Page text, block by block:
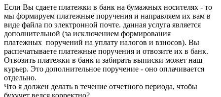
Если Вы сдаете платежки в банк на бумажных носителях - то
мы формируем платежные поручения и направляем их вам в
виде файла по электронной почте. данная услуга является
дополнительной (за исключением формирования
платежных поручений на уплату налогов и взносов). Вы
распечатываете платежные поручения и отвозите их в банк.
Отвозить платежки в банк и забирать выписки может наш
курьер. Это дополнительное поручение - оно оплачивается
отдельно.
Что я должен делать в течение отчетного периода, чтобы